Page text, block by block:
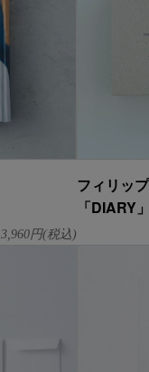
3,960円(税込)
フィリッ
「DIARY」